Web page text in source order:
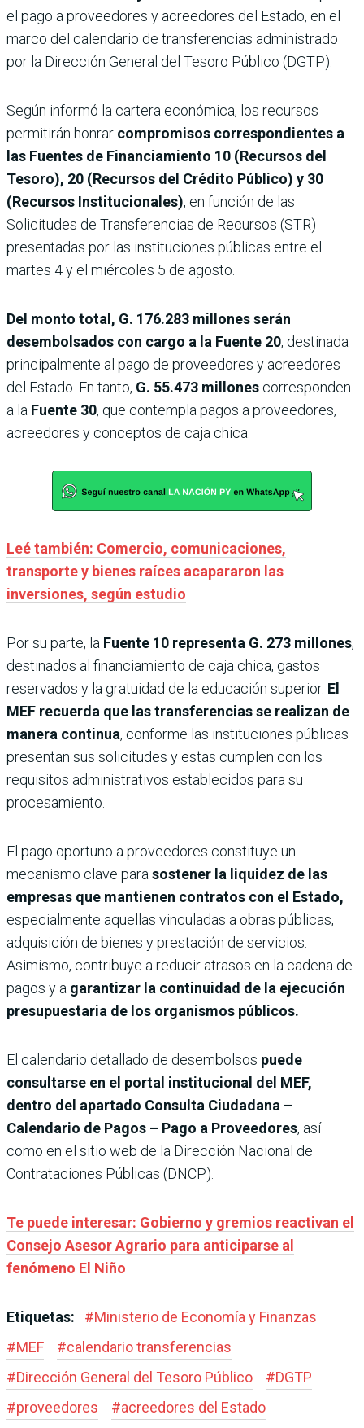
el pago a proveedores y acreedores del Estado, en el
marco del calendario de transferencias administrado
por la Dirección General del Tesoro Público (DGTP).
Según informó la cartera económica, los recursos
permitirán honrar compromisos correspondientes a
las Fuentes de Financiamiento 10 (Recursos del
Tesoro), 20 (Recursos del Crédito Público) y 30
(Recursos Institucionales), en función de las
Solicitudes de Transferencias de Recursos (STR)
presentadas por las instituciones públicas entre el
martes 4 y el miércoles 5 de agosto.
Del monto total, G. 176.283 millones serán
desembolsados con cargo a la Fuente 20, destinada
principalmente al pago de proveedores y acreedores
del Estado. En tanto, G. 55.473 millones corresponden
a la Fuente 30, que contempla pagos a proveedores,
acreedores y conceptos de caja chica.
Leé también: Comercio, comunicaciones,
transporte y bienes raíces acapararon las
inversiones, según estudio
Por su parte, la Fuente 10 representa G. 273 millones,
destinados al financiamiento de caja chica, gastos
reservados y la gratuidad de la educación superior. El
MEF recuerda que las transferencias se realizan de
manera continua, conforme las instituciones públicas
presentan sus solicitudes y estas cumplen con los
requisitos administrativos establecidos para su
procesamiento.
El pago oportuno a proveedores constituye un
mecanismo clave para sostener la liquidez de las
empresas que mantienen contratos con el Estado,
especialmente aquellas vinculadas a obras públicas,
adquisición de bienes y prestación de servicios.
Asimismo, contribuye a reducir atrasos en la cadena de
pagos y a garantizar la continuidad de la ejecución
presupuestaria de los organismos públicos.
El calendario detallado de desembolsos puede
consultarse en el portal institucional del MEF,
dentro del apartado Consulta Ciudadana –
Calendario de Pagos – Pago a Proveedores, así
como en el sitio web de la Dirección Nacional de
Contrataciones Públicas (DNCP).
Te puede interesar: Gobierno y gremios reactivan el
Consejo Asesor Agrario para anticiparse al
fenómeno El Niño
Etiquetas: #Ministerio de Economía y Finanzas
#MEF #calendario transferencias
#Dirección General del Tesoro Público #DGTP
#proveedores #acreedores del Estado